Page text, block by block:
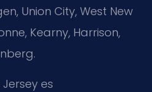
Union City, West New
Kearny, Harrison,
es